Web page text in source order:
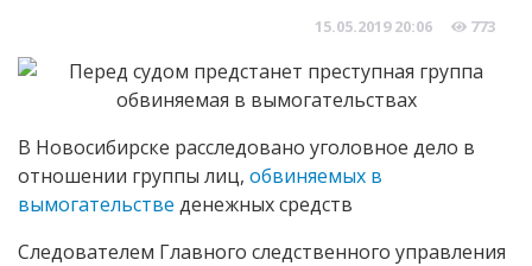
15.05.2019 20:06 773
В Новосибирске расследовано уголовное дело в
отношении группы лиц, обвиняемых в
вымогательстве денежных средств
Следователем Главного следственного управления